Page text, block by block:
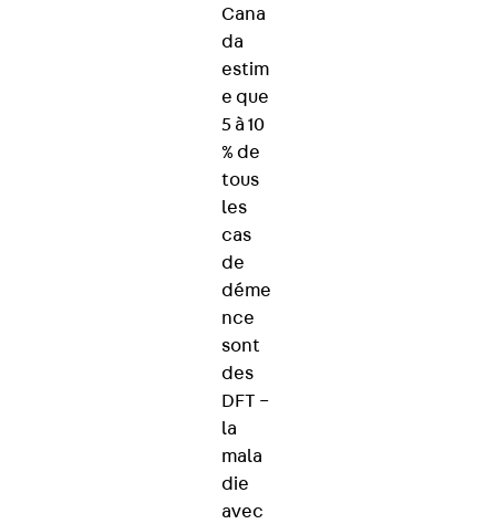
Cana
da
estim
e que
5 à 10
% de
tous
les
cas
de
déme
nce
sont
des
DFT –
la
mala
die
avec